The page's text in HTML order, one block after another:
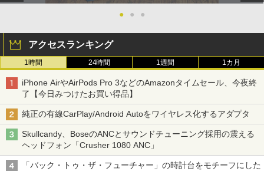
● ● ●
アクセスランキング
1時間 24時間 1週間 1カ月
iPhone AirやAirPods Pro 3などのAmazonタイムセール、今夜終
了【今日みつけたお買い得品】
純正の有線CarPlay/Android Autoをワイヤレス化するアダプタ
Skullcandy、BoseのANCとサウンドチューニング採用の震える
ヘッドフォン「Crusher 1080 ANC」
「バック・トゥ・ザ・フューチャー」の時計台をモチーフにした